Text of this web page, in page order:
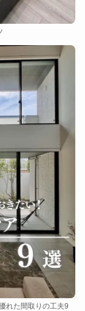
れた間取りの工夫9